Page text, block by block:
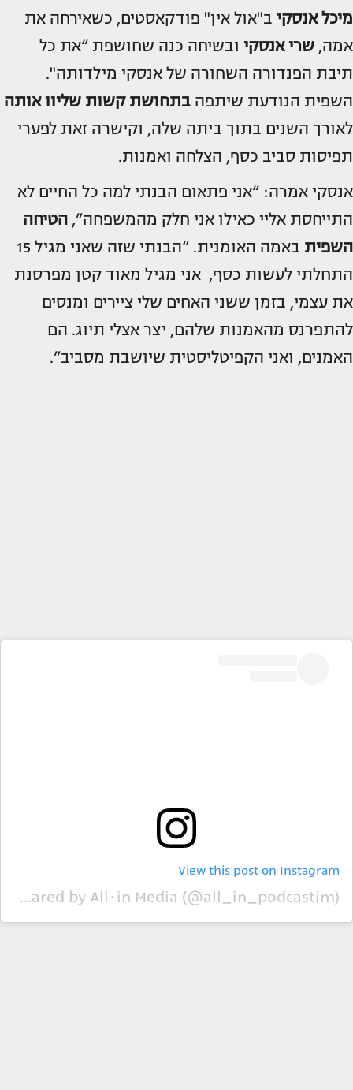
מיכל אנסקי ב"אול אין" פודקאסטים, כשאירחה את
אמה, שרי אנסקי ובשיחה כנה שחושפת “את כל
תיבת הפנדורה השחורה של אנסקי מילדותה".
השפית הנודעת שיתפה בתחושת קשות שליוו אותה
לאורך השנים בתוך ביתה שלה, וקישרה זאת לפערי
תפיסות סביב כסף, הצלחה ואמנות.
אנסקי אמרה: “אני פתאום הבנתי למה כל החיים לא
התייחסת אליי כאילו אני חלק מהמשפחה”, הטיחה
השפית
באמה האומנית. “הבנתי שזה שאני מגיל 15
התחלתי לעשות כסף, אני מגיל מאוד קטן מפרסנת
את עצמי, בזמן ששני האחים שלי ציירים ומנסים
להתפרנס מהאמנות שלהם, יצר אצלי תיוג. הם
האמנים, ואני הקפיטליסטית שיושבת מסביב”.
View this post on Instagram
A post shared by All•in Media (@all_in_podcastim)